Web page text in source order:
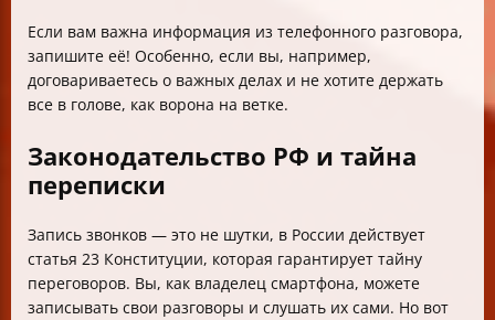
Если вам важна информация из телефонного разговора,
запишите её! Особенно, если вы, например,
договариваетесь о важных делах и не хотите держать
все в голове, как ворона на ветке.
Законодательство РФ и тайна
переписки
Запись звонков — это не шутки, в России действует
статья 23 Конституции, которая гарантирует тайну
переговоров. Вы, как владелец смартфона, можете
записывать свои разговоры и слушать их сами. Но вот